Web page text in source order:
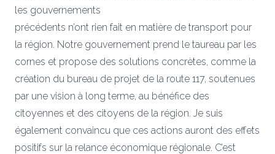
les gouvernements
précédents n’ont rien fait en matière de transport pour
la région. Notre gouvernement prend le taureau par les
cornes et propose des solutions concrètes, comme la
création du bureau de projet de la route 117, soutenues
par une vision à long terme, au bénéfice des
citoyennes et des citoyens de la région. Je suis
également convaincu que ces actions auront des effets
positifs sur la relance économique régionale. C’est